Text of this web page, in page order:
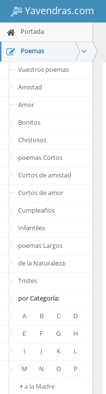
Yavendras.com
Portada
Poemas
Vuestros poemas
Amistad
Amor
Bonitos
Chistosos
poemas Cortos
Cortos de amistad
Cortos de amor
Cumpleaños
Infantiles
poemas Largos
de la Naturaleza
Tristes
por Categoría:
A
B C
D
E
F G
H
I
J K
L
M
N O
P
a la Madre